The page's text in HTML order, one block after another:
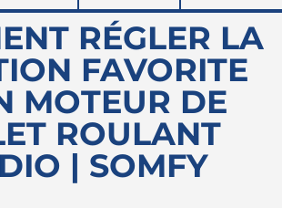
RÉGLER LA
FAVORITE
MOTEUR DE
ROULANT
| SOMFY